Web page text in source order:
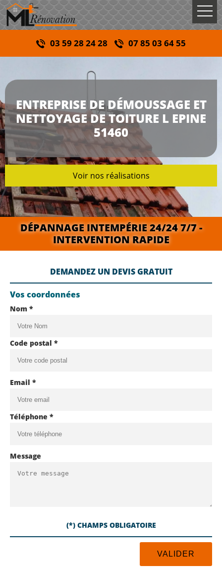
03 59 28 24 28 07 85 03 64 55
ENTREPRISE DE DÉMOUSSAGE ET
NETTOYAGE DE TOITURE L EPINE
51460
Voir nos réalisations
DÉPANNAGE INTEMPÉRIE 24/24 7/7 -
INTERVENTION RAPIDE
DEMANDEZ UN DEVIS GRATUIT
Vos coordonnées
Nom *
Code postal *
Email *
Téléphone *
Message
(*) CHAMPS OBLIGATOIRE